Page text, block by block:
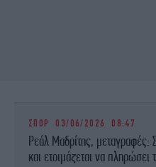
ΣΠΟΡ 03/06/2026 08:47
Ρεάλ Μαδρίτης,
και ετοιμάζεται να πληρώσει